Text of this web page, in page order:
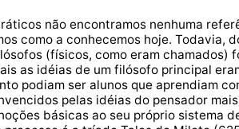
não encontramos nenhuma
como a conhecemos hoje. Todavia,
(físicos, como eram chamados)
as idéias de um filósofo principal
podiam ser alunos que aprendiam
pelas idéias do pensador
básicas ao seu próprio sistema